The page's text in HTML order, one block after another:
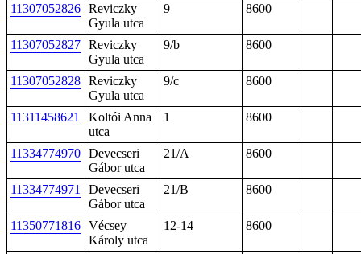
11307052826 Reviczky
Gyula utca
9 8600
11307052827 Reviczky
Gyula utca
9/b 8600
11307052828 Reviczky
Gyula utca
9/c 8600
11311458621
Koltói Anna
utca
1 8600
11334774970 Devecseri
Gábor utca
21/A 8600
11334774971
Devecseri
Gábor utca
21/B 8600
11350771816 Vécsey
Károly utca
12-14 8600